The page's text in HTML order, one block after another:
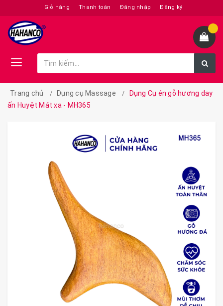
Giỏ hàng Thanh toán Đăng nhập Đăng ký
Trang chủ Dụng cụ Massage
Dụng Cụ én gỗ hương day
ấn Huyệt Mát xa - MH365